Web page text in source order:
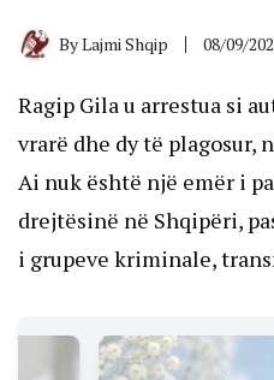
ByLajmi Shqip 08/09/
Ragip Gila u arrestua si
vrarë dhe dy të plagosur,
Ai nuk është një emër i
drejtësinë në Shqipëri,
i grupeve kriminale,